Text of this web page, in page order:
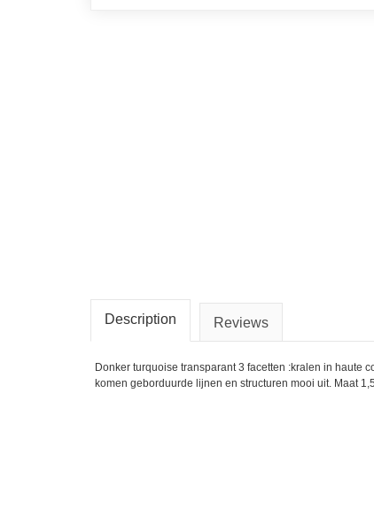
Description Reviews
Donker turquoise transparant 3 facetten :kralen in haute
komen geborduurde lijnen en structuren mooi uit. Maat